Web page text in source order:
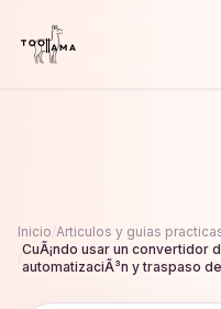
Inicio Articulos y guias
CuÃ¡ndo usar un convertidor
automatizaciÃ³n y traspaso